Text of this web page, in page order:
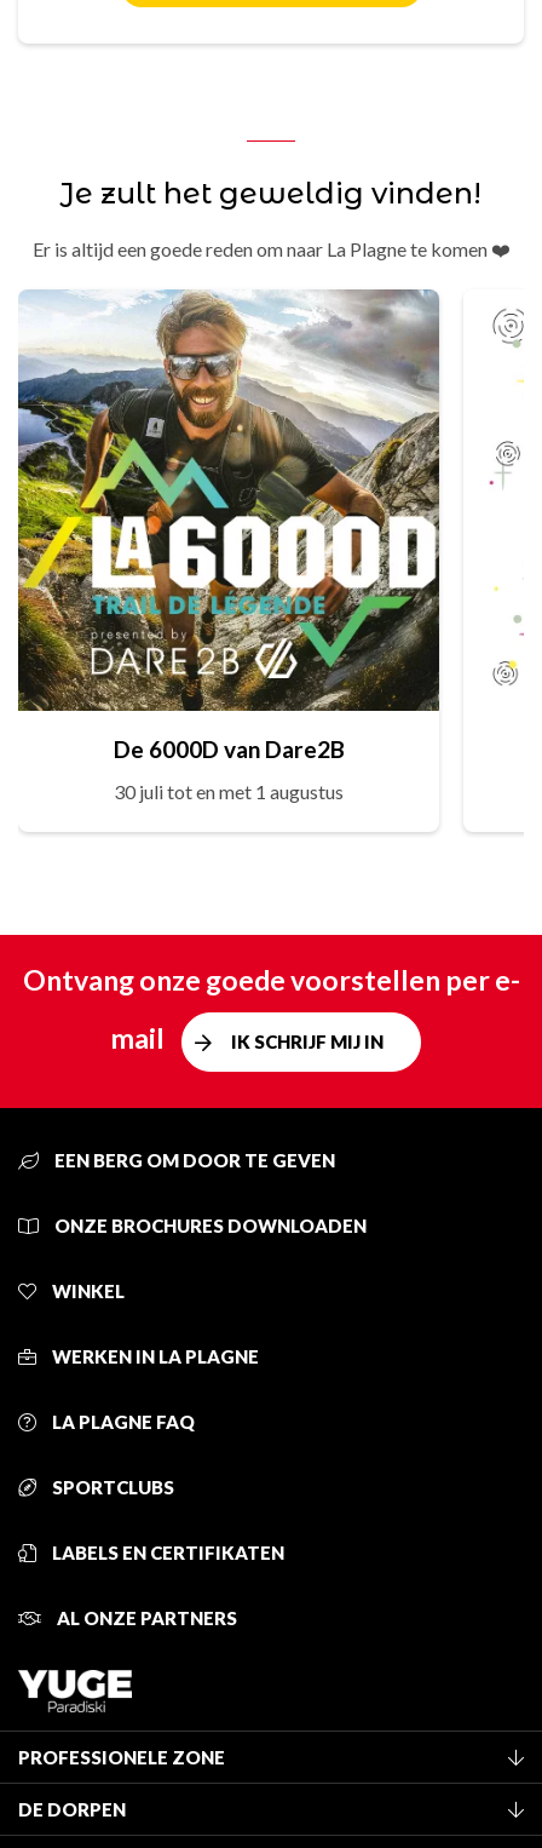
Je zult het geweldig vinden!
Er is altijd een goede reden om naar La Plagne te komen ❤️
De 6000D van Dare2B
30 juli tot en met 1 augustus
Ontvang onze goede voorstellen per e-
mail
IK SCHRIJF MIJ IN
EEN BERG OM DOOR TE GEVEN
ONZE BROCHURES DOWNLOADEN
WINKEL
WERKEN IN LA PLAGNE
LA PLAGNE FAQ
SPORTCLUBS
LABELS EN CERTIFIKATEN
AL ONZE PARTNERS
PROFESSIONELE ZONE
Classificatie van de gemeubileerde accommodaties
DE DORPEN